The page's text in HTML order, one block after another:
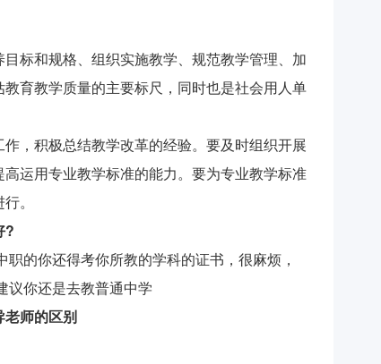
标和规格、组织实施教学、规范教学管理、加
育教学质量的主要标尺，同时也是社会用人单
，积极总结教学改革的经验。要及时组织开展
运用专业教学标准的能力。要为专业教学标准
。
?
的你还得考你所教的学科的证书，很麻烦，
议你还是去教普通中学
老师的区别